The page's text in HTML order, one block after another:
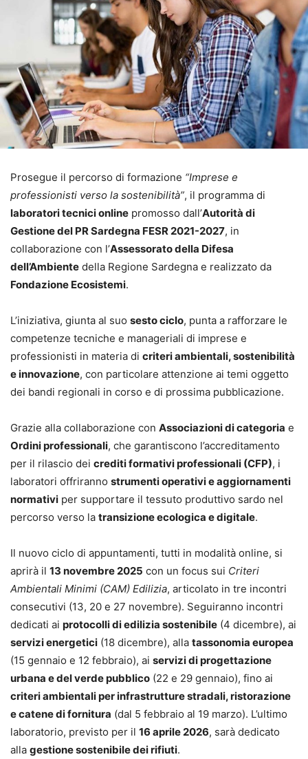
Prosegue il percorso di formazione “Imprese e
professionisti verso la sostenibilità”, il programma di
laboratori tecnici online promosso dall’Autorità di
Gestione del PR Sardegna FESR 2021-2027, in
collaborazione con l’Assessorato della Difesa
dell’Ambiente della Regione Sardegna e realizzato da
Fondazione Ecosistemi.
L’iniziativa, giunta al suo sesto ciclo, punta a rafforzare le
competenze tecniche e manageriali di imprese e
professionisti in materia di criteri ambientali, sostenibilità
e innovazione, con particolare attenzione ai temi oggetto
dei bandi regionali in corso e di prossima pubblicazione.
Grazie alla collaborazione con Associazioni di categoria e
Ordini professionali, che garantiscono l’accreditamento
per il rilascio dei crediti formativi professionali (CFP), i
laboratori offriranno strumenti operativi e aggiornamenti
normativi per supportare il tessuto produttivo sardo nel
percorso verso la transizione ecologica e digitale.
Il nuovo ciclo di appuntamenti, tutti in modalità online, si
aprirà il 13 novembre 2025 con un focus sui Criteri
Ambientali Minimi (CAM) Edilizia, articolato in tre incontri
consecutivi (13, 20 e 27 novembre). Seguiranno incontri
dedicati ai protocolli di edilizia sostenibile (4 dicembre), ai
servizi energetici (18 dicembre), alla tassonomia europea
(15 gennaio e 12 febbraio), ai servizi di progettazione
urbana e del verde pubblico (22 e 29 gennaio), fino ai
criteri ambientali per infrastrutture stradali, ristorazione
e catene di fornitura (dal 5 febbraio al 19 marzo). L’ultimo
laboratorio, previsto per il 16 aprile 2026, sarà dedicato
alla gestione sostenibile dei rifiuti.